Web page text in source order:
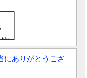
にありがとうござ